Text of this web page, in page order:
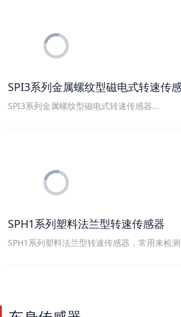
SPI3系列金属螺纹型磁电式转速传
SPI3系列金属螺纹型磁电式转速传感器...
SPH1系列塑料法兰型转速传感器
SPH1系列塑料法兰型转速传感器，常用来检